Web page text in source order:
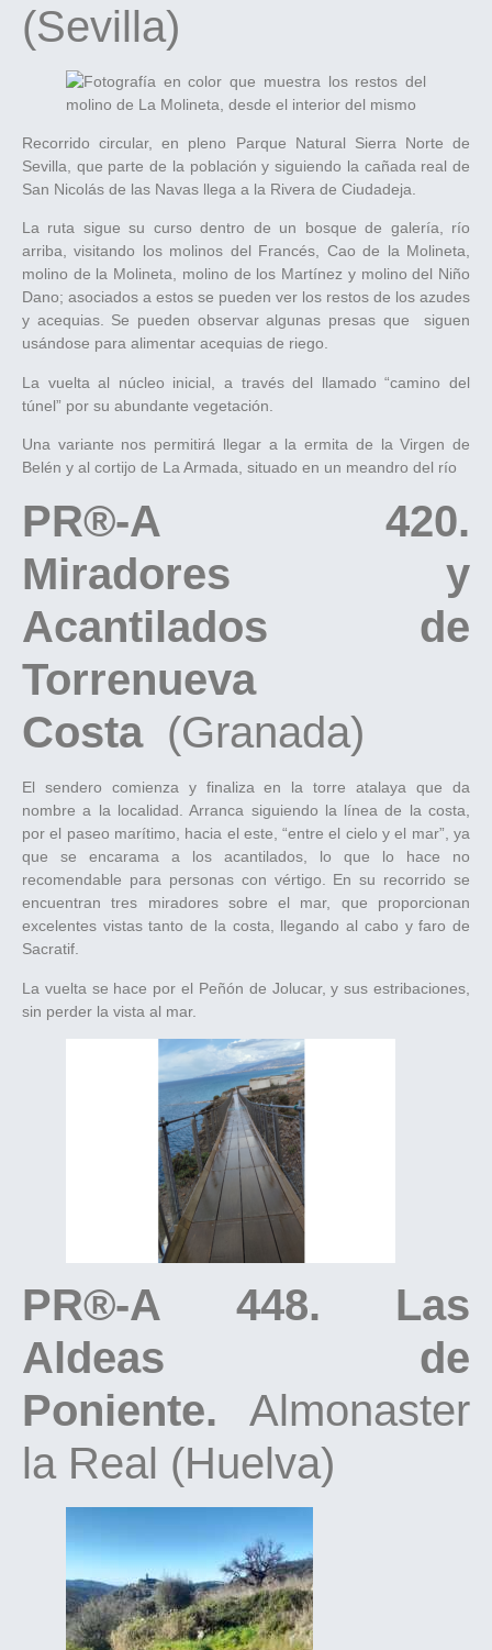
(Sevilla)
Recorrido circular, en pleno Parque Natural Sierra Norte de
Sevilla, que parte de la población y siguiendo la cañada real de
San Nicolás de las Navas llega a la Rivera de Ciudadeja.
La ruta sigue su curso dentro de un bosque de galería, río
arriba, visitando los molinos del Francés, Cao de la Molineta,
molino de la Molineta, molino de los Martínez y molino del Niño
Dano; asociados a estos se pueden ver los restos de los azudes
y acequias. Se pueden observar algunas presas que siguen
usándose para alimentar acequias de riego.
La vuelta al núcleo inicial, a través del llamado “camino del
túnel” por su abundante vegetación.
Una variante nos permitirá llegar a la ermita de la Virgen de
Belén y al cortijo de La Armada, situado en un meandro del río
PR®-A 420.
Miradores y
Acantilados de
Torrenueva
Costa (Granada)
El sendero comienza y finaliza en la torre atalaya que da
nombre a la localidad. Arranca siguiendo la línea de la costa,
por el paseo marítimo, hacia el este, “entre el cielo y el mar”, ya
que se encarama a los acantilados, lo que lo hace no
recomendable para personas con vértigo. En su recorrido se
encuentran tres miradores sobre el mar, que proporcionan
excelentes vistas tanto de la costa, llegando al cabo y faro de
Sacratif.
La vuelta se hace por el Peñón de Jolucar, y sus estribaciones,
sin perder la vista al mar.
PR®-A 448. Las
Aldeas de
Poniente. Almonaster
la Real (Huelva)